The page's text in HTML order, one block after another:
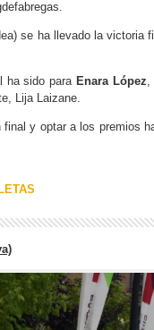
se ha llevado la victoria
ha sido paraEnara López,
Lija Laizane.
y optar a los premios